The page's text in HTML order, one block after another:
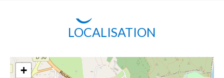
LOCALISATION
+